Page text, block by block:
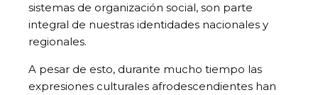
sistemas de organización social, son parte
integral de nuestras identidades nacionales y
regionales.
A pesar de esto, durante mucho tiempo las
expresiones culturales afrodescendientes han